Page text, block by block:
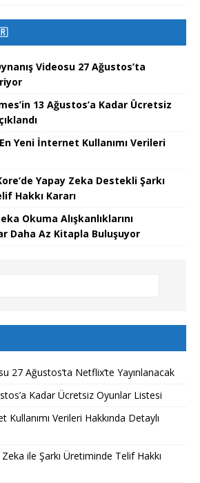
Videosu 27 Ağustos’ta
13 Ağustos’a Kadar Ücretsiz
Yeni İnternet Kullanımı Verileri
Yapay Zeka Destekli Şarkı
Hakkı Kararı
Okuma Alışkanlıklarını
Daha Az Kitapla Buluşuyor
27 Ağustos’ta Netflix’te Yayınlanacak
Kadar Ücretsiz Oyunlar Listesi
Kullanımı Verileri Hakkında Detaylı
ile Şarkı Üretiminde Telif Hakkı